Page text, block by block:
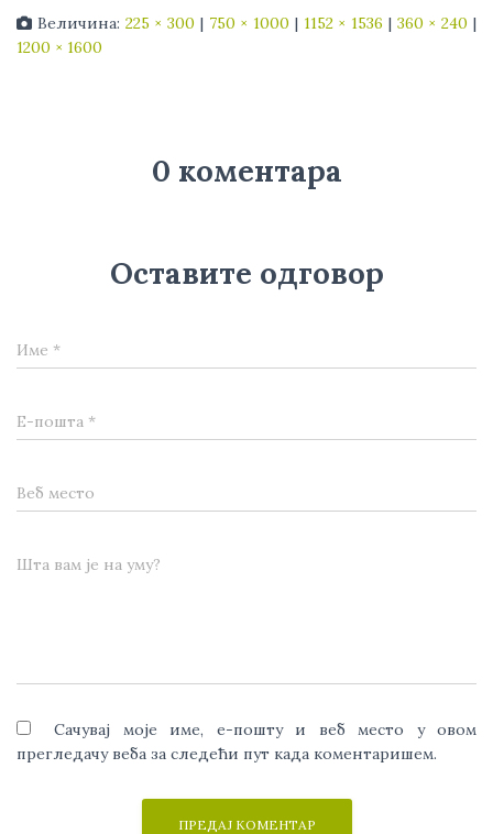
Величина: 225 × 300 | 750 × 1000 | 1152 × 1536 | 360 × 240 |
1200 × 1600
0 коментара
Оставите одговор
Име *
Е-пошта *
Веб место
Шта вам је на уму?
Сачувај моје име, е-пошту и веб место у овом
прегледачу веба за следећи пут када коментаришем.